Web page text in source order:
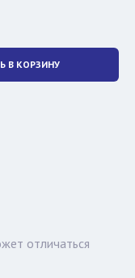
В КОРЗИНУ
отличаться